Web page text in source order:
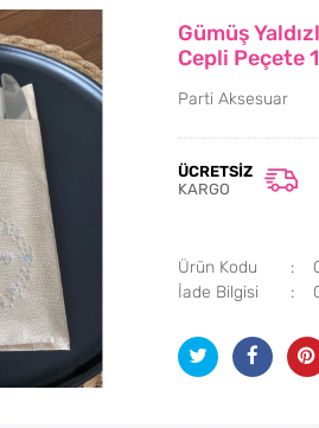
Gümüş
Cepli Peçete
Parti Aksesuar
ÜCRETSIZ
KARGO
Ürün Kodu
İade Bilgisi